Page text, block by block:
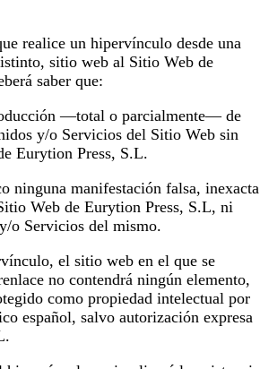
realice un hipervínculo desde una
sitio web al Sitio Web de
saber que:
—total o parcialmente— de
y/o Servicios del Sitio Web sin
Eurytion Press, S.L.
ninguna manifestación falsa, inexacta
Web de Eurytion Press, S.L, ni
o Servicios del mismo.
el sitio web en el que se
no contendrá ningún elemento,
como propiedad intelectual por
español, salvo autorización expresa
.